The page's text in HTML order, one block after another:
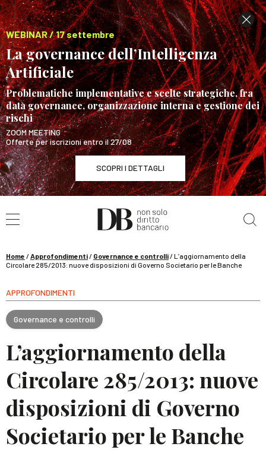
WEBINAR / 17 settembre
La governance dell’Intelligenza
Artificiale
Problematiche implementative e scelte strategiche, fra
data governance, organizzazione interna e gestione dei
rischi
ZOOM MEETING
Offerte per iscrizioni entro il 27/08
SCOPRI I DETTAGLI
WEBINAR / 17 settembre
La governance dell’Intelligenza Artificiale
Home /Approfondimenti/ Governance e controlli/L’aggiornamento della
Circolare 285/2013: nuove disposizioni di Governo Societario per le Banche
APPROFONDIMENTI
Governance e controlli
L’aggiornamento della
Circolare 285/2013: nuove
disposizioni di Governo
Societario per le Banche